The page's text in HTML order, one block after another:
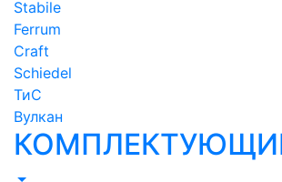
Stabile
Ferrum
Craft
Schiedel
ТиС
Вулкан